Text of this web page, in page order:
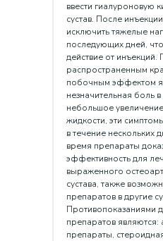
ввести гиалуроновую
сустав. После
исключить тяжелые
последующих дней,
действие от
распространенным
побочным эффектом
незначительная боль
небольшое
жидкости, эти
в течение нескольких
время препараты
эффективность для
выраженного
сустава, также
препаратов в другие
Противопоказаниями
препаратов являются:
препараты,